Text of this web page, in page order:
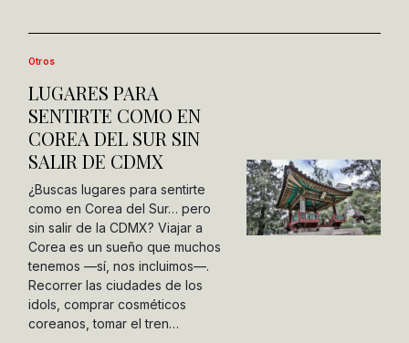
Otros
LUGARES PARA
SENTIRTE COMO EN
COREA DEL SUR SIN
SALIR DE CDMX
¿Buscas lugares para sentirte
como en Corea del Sur… pero
sin salir de la CDMX? Viajar a
Corea es un sueño que muchos
tenemos —sí, nos incluimos—.
Recorrer las ciudades de los
idols, comprar cosméticos
coreanos, tomar el tren…